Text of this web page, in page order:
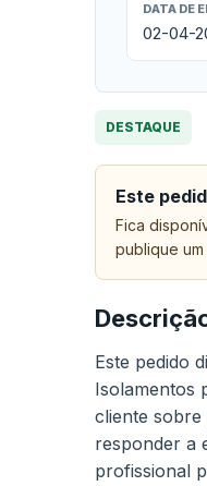
DATA DE
02-04-
DESTAQUE
Este
Fica
publique
Este pedido
Isolamentos
cliente sobre
responder a
profissional